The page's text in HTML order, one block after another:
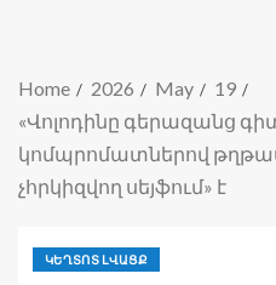
Home 2026 May
19
«Վոլոդինը գերազանց
կոմպրոմատներով
չհրկիզվող սեյֆում» է
ԿԵՂՏՈՏ ԼՎԱՑՔ